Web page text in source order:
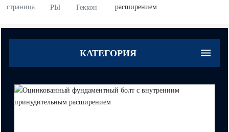
страница
РЫ
Геккон
расширением
КАТЕГОРИЯ